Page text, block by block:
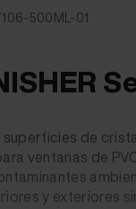
500ML-01
de
ventanas de
y exteriores